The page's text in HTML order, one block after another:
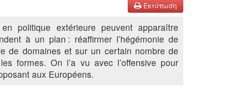
Εκτύπωση
politique extérieure peuvent apparaître
à un plan : réaffirmer l’hégémonie de
de domaines et sur un certain nombre de
formes. On l’a vu avec l’offensive pour
aux Européens.